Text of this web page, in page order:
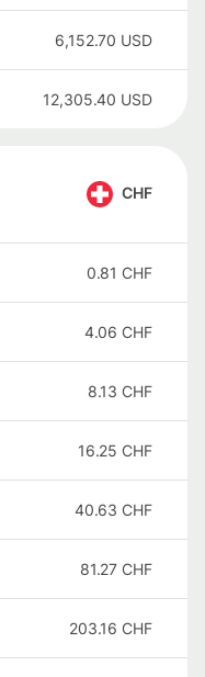
6,152.70 USD
12,305.40 USD
CHF
0.81 CHF
4.06 CHF
8.13 CHF
16.25 CHF
40.63 CHF
81.27 CHF
203.16 CHF